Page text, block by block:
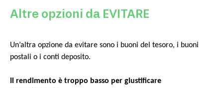
Altre opzioni da EVITARE
Un’altra opzione da evitare sono i buoni del tesoro, i buoni
postali o i conti deposito.
Il rendimento è troppo basso per giustificare